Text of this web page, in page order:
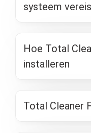
systeem
Hoe Total
installeren
Total Cleaner